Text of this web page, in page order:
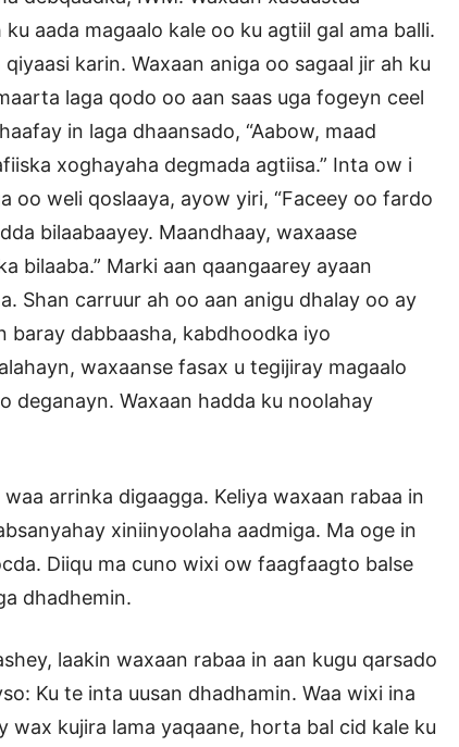
aada magaalo kale oo ku agtiil gal ama balli.
karin. Waxaan aniga oo sagaal jir ah ku
laga qodo oo aan saas uga fogeyn ceel
in laga dhaansado, “Aabow, maad
xoghayaha degmada agtiisa.” Inta ow i
oo weli qoslaaya, ayow yiri, “Faceey oo fardo
bilaabaayey. Maandhaay, waxaase
bilaaba.” Marki aan qaangaarey ayaan
Shan carruur ah oo aan anigu dhalay oo ay
dabbaasha, kabdhoodka iyo
waxaanse fasax u tegijiray magaalo
deganayn. Waxaan hadda ku noolahay
arrinka digaagga. Keliya waxaan rabaa in
xiniinyoolaha aadmiga. Ma oge in
Diiqu ma cuno wixi ow faagfaagto balse
dhadhemin.
laakin waxaan rabaa in aan kugu qarsado
Ku te inta uusan dhadhamin. Waa wixi ina
wax kujira lama yaqaane, horta bal cid kale ku